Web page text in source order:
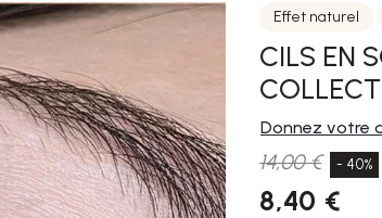
Effet naturel
CILS EN
Donnez votre
14,00 € - 40%
8,40 €